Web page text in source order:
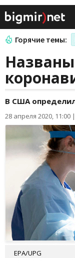
Горячие темы:
В США
28 апреля 2020, 11:00 |
EPA/UPG